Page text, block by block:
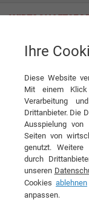
Welche Vorteile
News bitperfect
DIESEN
Welche
Ihre
Diese Website
Mit einem
Verarbeitung
Drittanbieter. Die
Ausspielung von
Seiten von
genutzt. Weitere
durch
unseren
Cookies ablehnen
anpassen.